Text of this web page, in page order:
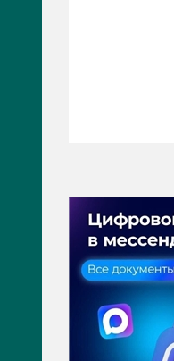
ПРЕСС-ЦЕНТР
Актуально
Новости
Фото